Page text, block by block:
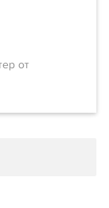
от